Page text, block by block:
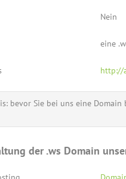
Nein
eine
http://
bevor Sie bei uns eine
der .ws Domain